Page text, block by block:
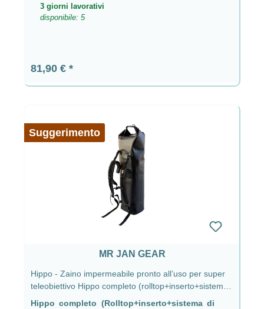
3 giorni lavorativi
disponibile: 5
Prezzo normale:
81,90 €
Suggerimento
MR JAN GEAR
Hippo - Zaino impermeabile pronto all’uso per super
teleobiettivo Hippo completo (rolltop+inserto+sistema
di trasporto)
Hippo completo (Rolltop+inserto+sistema di